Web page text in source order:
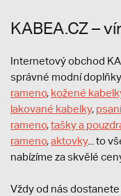
KABEA.CZ –
Internetový obchod
správné modní
rameno, kožené
lakované kabelky,
rameno,tašky a
rameno,aktovky... to
nabízíme za skvělé
Vždy od nás dostanete